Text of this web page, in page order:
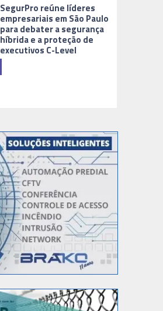
SegurPro reúne líderes
empresariais em São Paulo
para debater a segurança
híbrida e a proteção de
executivos C-Level